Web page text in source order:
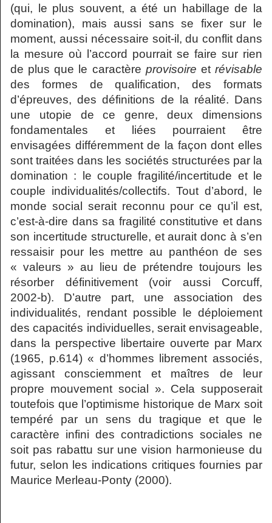
(qui, le plus souvent, a été un habillage de la
domination), mais aussi sans se fixer sur le
moment, aussi nécessaire soit-il, du conflit dans
la mesure où l’accord pourrait se faire sur rien
de plus que le caractère provisoire etrévisable
des formes de qualification, des formats
d’épreuves, des définitions de la réalité. Dans
une utopie de ce genre, deux dimensions
fondamentales et liées pourraient être
envisagées différemment de la façon dont elles
sont traitées dans les sociétés structurées par la
domination : le couple fragilité/incertitude et le
couple individualités/collectifs. Tout d’abord, le
monde social serait reconnu pour ce qu’il est,
c’est-à-dire dans sa fragilité constitutive et dans
son incertitude structurelle, et aurait donc à s’en
ressaisir pour les mettre au panthéon de ses
« valeurs » au lieu de prétendre toujours les
résorber définitivement (voir aussi Corcuff,
2002-b). D’autre part, une association des
individualités, rendant possible le déploiement
des capacités individuelles, serait envisageable,
dans la perspective libertaire ouverte par Marx
(1965, p.614) « d’hommes librement associés,
agissant consciemment et maîtres de leur
propre mouvement social ». Cela supposerait
toutefois que l’optimisme historique de Marx soit
tempéré par un sens du tragique et que le
caractère infini des contradictions sociales ne
soit pas rabattu sur une vision harmonieuse du
futur, selon les indications critiques fournies par
Maurice Merleau-Ponty (2000).